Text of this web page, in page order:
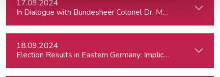
17.09.2024
In Dialogue with Bundesheer Colonel Dr. Markus Reisner -
18.09.2024
Election Results in Eastern Germany: